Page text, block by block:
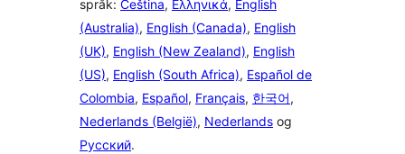
språk: Čeština, Ελληνικά, English
(Australia), English (Canada), English
(UK), English (New Zealand), English
(US), English (South Africa), Español de
Colombia, Español, Français, 한국어,
Nederlands (België), Nederlands og
Русский.